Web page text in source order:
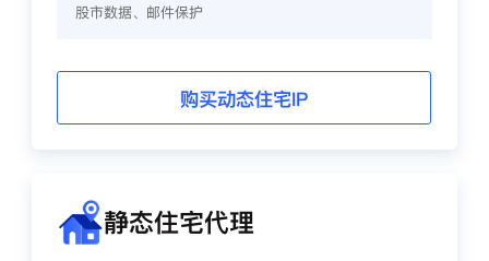
股市数据、邮件保护
购买动态住宅IP
静态住宅代理